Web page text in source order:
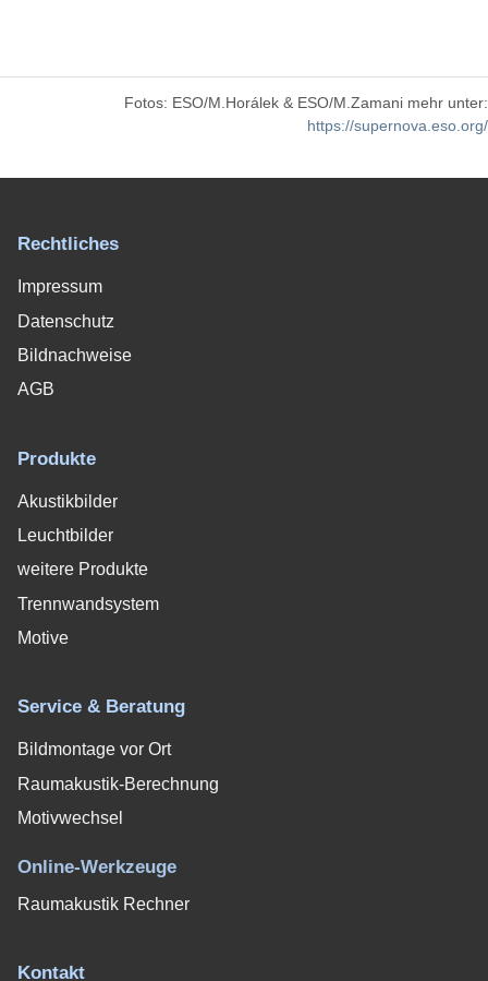
Fotos: ESO/M.Horálek & ESO/M.Zamani mehr unter:
https://supernova.eso.org/
Rechtliches
Impressum
Datenschutz
Bildnachweise
AGB
Produkte
Akustikbilder
Leuchtbilder
weitere Produkte
Trennwandsystem
Motive
Service & Beratung
Bildmontage vor Ort
Raumakustik-Berechnung
Motivwechsel
Online-Werkzeuge
Raumakustik Rechner
Kontakt